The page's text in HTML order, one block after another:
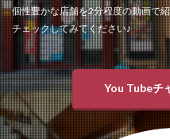
個性豊かな店舗を2分程度の動画で
チェックしてみてください♪
You Tubeチ